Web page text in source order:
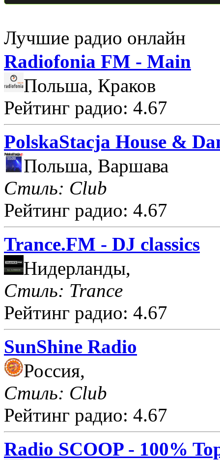
Лучшие радио онлайн
Radiofonia FM - Main
Польша, Краков
Рейтинг радио: 4.67
PolskaStacja House &
Польша, Варшава
Стиль: Club
Рейтинг радио: 4.67
Trance.FM - DJ classics
Нидерланды,
Стиль: Trance
Рейтинг радио: 4.67
SunShine Radio
Россия,
Стиль: Club
Рейтинг радио: 4.67
Radio SCOOP - 100%